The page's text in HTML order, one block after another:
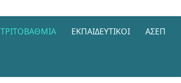
ΤΡΙΤΟΒΆΘΜΙΑ ΕΚΠΑΙΔΕΥΤΙΚΟΊ ΑΣΕΠ